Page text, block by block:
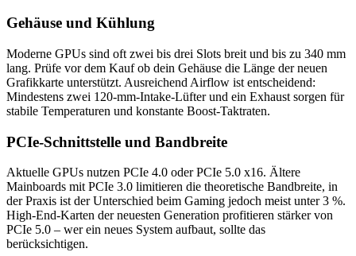
Gehäuse und Kühlung
Moderne GPUs sind oft zwei bis drei Slots breit und bis zu 340 mm
lang. Prüfe vor dem Kauf ob dein Gehäuse die Länge der neuen
Grafikkarte unterstützt. Ausreichend Airflow ist entscheidend:
Mindestens zwei 120-mm-Intake-Lüfter und ein Exhaust sorgen für
stabile Temperaturen und konstante Boost-Taktraten.
PCIe-Schnittstelle und Bandbreite
Aktuelle GPUs nutzen PCIe 4.0 oder PCIe 5.0 x16. Ältere
Mainboards mit PCIe 3.0 limitieren die theoretische Bandbreite, in
der Praxis ist der Unterschied beim Gaming jedoch meist unter 3 %.
High-End-Karten der neuesten Generation profitieren stärker von
PCIe 5.0 – wer ein neues System aufbaut, sollte das
berücksichtigen.